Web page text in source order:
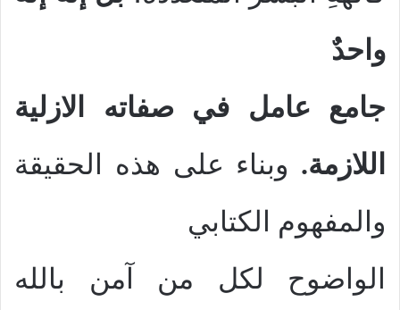
واحدٌ
جامع عامل في صفاته الازلية
اللازمة. وبناء على هذه الحقيقة
والمفهوم الكتابي
الواضوح لكل من آمن بالله